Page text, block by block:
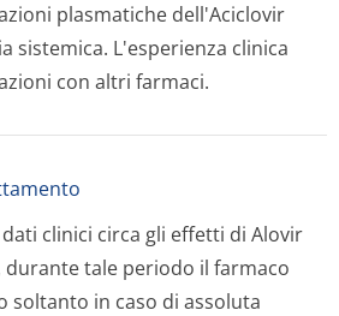
plasmatiche dell'Aciclovir
sistemica. L'esperienza clinica
con altri farmaci.
clinici circa gli effetti di Alovir
durante tale periodo il farmaco
soltanto in caso di assoluta